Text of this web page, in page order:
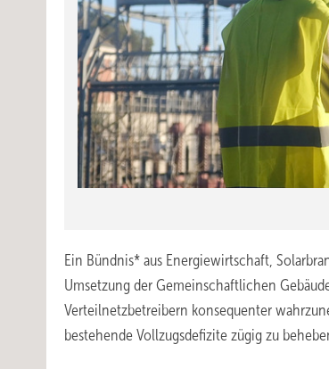
Ein Bündnis* aus Energiewirtschaft,
Umsetzung der Gemeinschaftlichen
Verteilnetzbetreibern konsequenter
bestehende Vollzugsdefizite zügig zu